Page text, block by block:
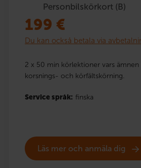
Personbilskörkort (B)
199 €
Du kan också betala via
2 x 50 min körlektioner vars
korsnings- och körfältskörning.
Service språk: finska
Läs mer och anmäla dig